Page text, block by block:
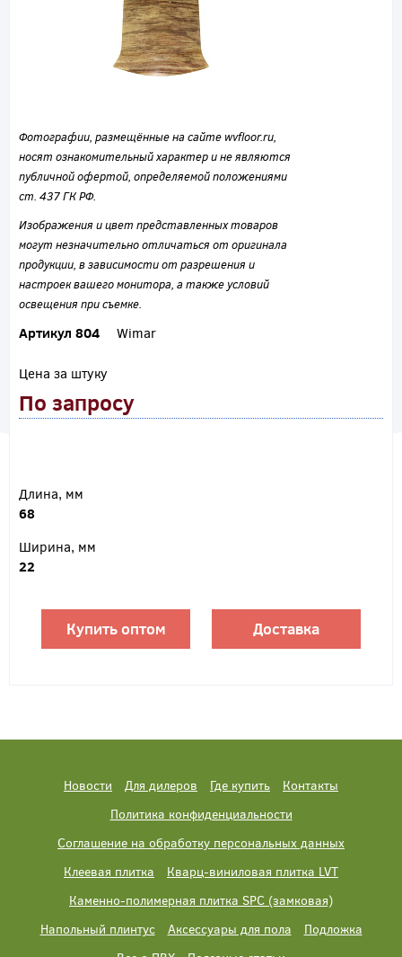
Фотографии, размещённые на сайте wvfloor.ru,
носят ознакомительный характер и не являются
публичной офертой, определяемой положениями
ст. 437 ГК РФ.
Изображения и цвет представленных товаров
могут незначительно отличаться от оригинала
продукции, в зависимости от разрешения и
настроек вашего монитора, а также условий
освещения при съемке.
Артикул 804 Wimar
Цена за штуку
По запросу
Длина, мм
68
Ширина, мм
22
Купить оптом Доставка
Новости Для дилеров Где купить
Контакты
Политика конфиденциальности
Соглашение на обработку персональных данных
Клеевая плитка
Кварц-виниловая плитка LVT
Каменно-полимерная плитка SPC (замковая)
Напольный плинтус
Аксессуары для пола
Подложка